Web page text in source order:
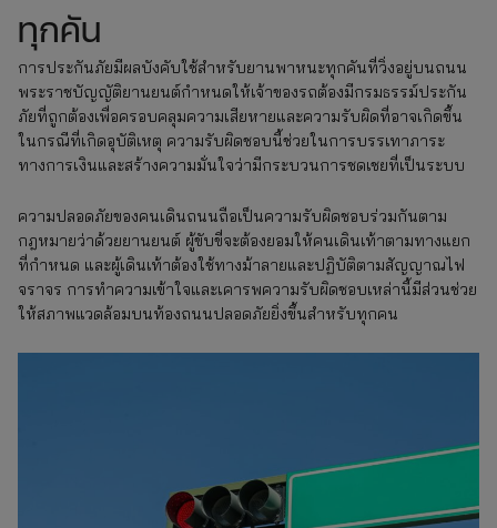
ทุกคัน
การประกันภัยมีผลบังคับใช้สำหรับยานพาหนะทุกคันที่วิ่งอยู่บนถนน
พระราชบัญญัติยานยนต์กำหนดให้เจ้าของรถต้องมีกรมธรรม์ประกัน
ภัยที่ถูกต้องเพื่อครอบคลุมความเสียหายและความรับผิดที่อาจเกิดขึ้น
ในกรณีที่เกิดอุบัติเหตุ ความรับผิดชอบนี้ช่วยในการบรรเทาภาระ
ทางการเงินและสร้างความมั่นใจว่ามีกระบวนการชดเชยที่เป็นระบบ
ความปลอดภัยของคนเดินถนนถือเป็นความรับผิดชอบร่วมกันตาม
กฎหมายว่าด้วยยานยนต์ ผู้ขับขี่จะต้องยอมให้คนเดินเท้าตามทางแยก
ที่กำหนด และผู้เดินเท้าต้องใช้ทางม้าลายและปฏิบัติตามสัญญาณไฟ
จราจร การทำความเข้าใจและเคารพความรับผิดชอบเหล่านี้มีส่วนช่วย
ให้สภาพแวดล้อมบนท้องถนนปลอดภัยยิ่งขึ้นสำหรับทุกคน